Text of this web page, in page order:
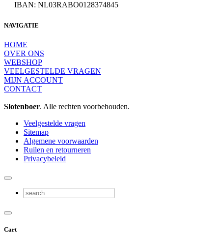
IBAN: NL03RABO0128374845
NAVIGATIE
HOME
OVER ONS
WEBSHOP
VEELGESTELDE VRAGEN
MIJN ACCOUNT
CONTACT
Slotenboer. Alle rechten voorbehouden.
Veelgestelde vragen
Sitemap
Algemene voorwaarden
Ruilen en retourneren
Privacybeleid
Cart